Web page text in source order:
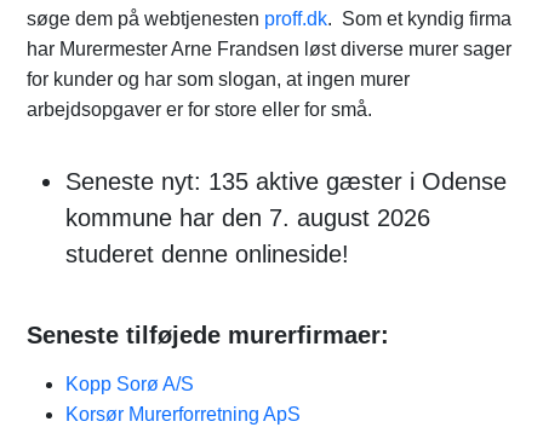
søge dem på webtjenesten proff.dk. Som et kyndig firma
har Murermester Arne Frandsen løst diverse murer sager
for kunder og har som slogan, at ingen murer
arbejdsopgaver er for store eller for små.
Seneste nyt: 135 aktive gæster i Odense
kommune har den 7. august 2026
studeret denne onlineside!
Seneste tilføjede murerfirmaer:
Kopp Sorø A/S
Korsør Murerforretning ApS